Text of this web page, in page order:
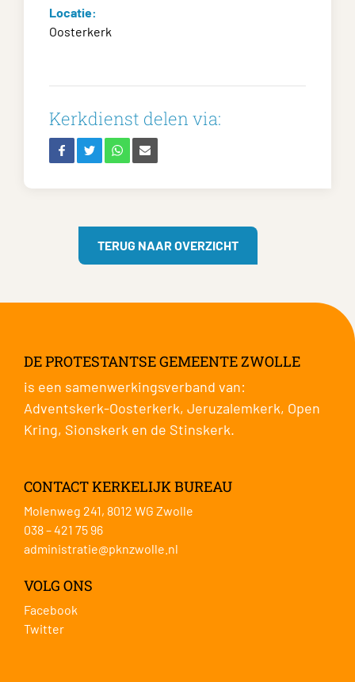
Locatie:
Oosterkerk
Kerkdienst delen via:
TERUG NAAR OVERZICHT
DE PROTESTANTSE GEMEENTE ZWOLLE
is een samenwerkingsverband van:
Adventskerk-Oosterkerk, Jeruzalemkerk, Open
Kring, Sionskerk en de Stinskerk.
CONTACT KERKELIJK BUREAU
Molenweg 241, 8012 WG Zwolle
038 – 421 75 96
administratie@pknzwolle.nl
VOLG ONS
Facebook
Twitter